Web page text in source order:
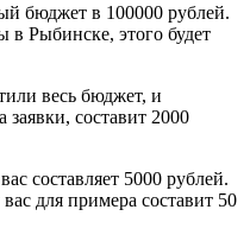
бюджет в 100000 рублей.
в Рыбинске, этого будет
весь бюджет, и
составит 2000
составляет 5000 рублей.
для примера составит 50